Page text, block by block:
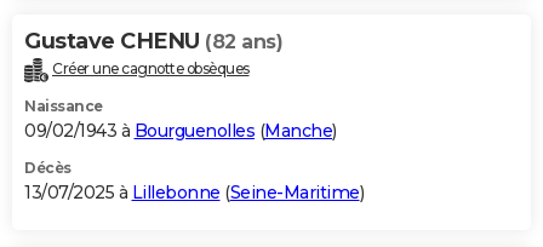
Gustave CHENU (82 ans)
Créer une cagnotte obsèques
Naissance
09/02/1943 à Bourguenolles (Manche)
Décès
13/07/2025 à Lillebonne (Seine-Maritime)